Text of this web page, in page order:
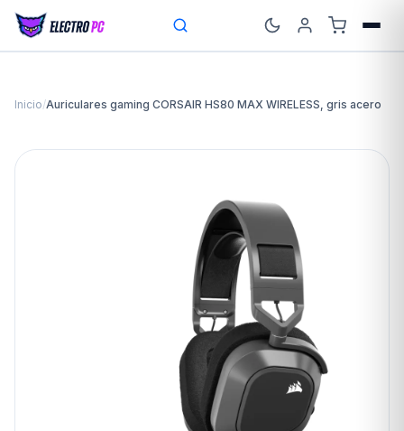
Inicio/Auriculares gaming CORSAIR HS80 MAX WIRELESS, gris acero